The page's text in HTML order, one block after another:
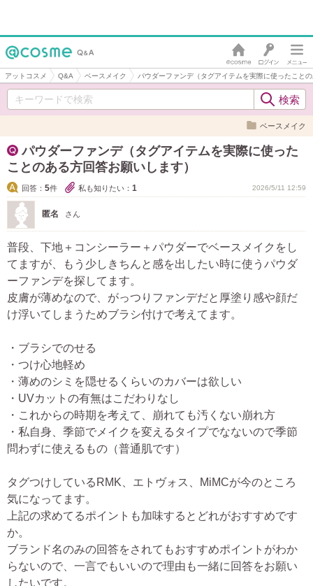
アットコスメ Q&A ベースメイク パウダーファンデ（タグアイテムを実際に使ったこと
ベースメイク
パウダーファンデ（タグアイテムを実際に使った
ことのある方回答お願いします）
回答： 5件 私も知りたい： 1 2026/5/11 12:59
匿名 さん
普段、下地＋コンシーラー＋パウダーでベースメイクをし
てますが、もう少しきちんと感を出したい時に使うパウダ
ーファンデを探してます。
皮膚が薄めなので、がっつりファンデだと厚塗り感や顔だ
け浮いてしまうためブラシ付けで考えてます。
・ブラシでのせる
・つけ心地軽め
・薄めのシミを隠せるくらいのカバーは欲しい
・UVカットの有無はこだわりなし
・これからの時期を考えて、崩れても汚くない崩れ方
・私自身、季節でメイクを変えるタイプでなないので季節
問わずに使えるもの（普通肌です）
タグつけしているRMK、エトヴォス、MiMCが今のところ
気になってます。
上記の求めてるポイントも加味するとどれがおすすめです
か。
ブランド名のみの回答をされてもおすすめポイントがわか
らないので、一言でもいいので理由も一緒に回答をお願い
したいです。